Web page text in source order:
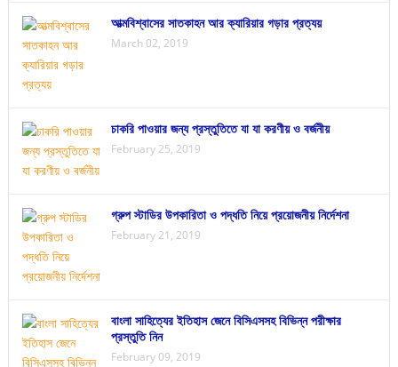
আত্মবিশ্বাসের সাতকাহন আর ক্যারিয়ার গড়ার প্রত্যয়
March 02, 2019
চাকরি পাওয়ার জন্য প্রস্তুতিতে যা যা করণীয় ও বর্জনীয়
February 25, 2019
গ্রুপ স্টাডির উপকারিতা ও পদ্ধতি নিয়ে প্রয়োজনীয় নির্দেশনা
February 21, 2019
বাংলা সাহিত্যের ইতিহাস জেনে বিসিএসসহ বিভিন্ন পরীক্ষার
প্রস্তুতি নিন
February 09, 2019